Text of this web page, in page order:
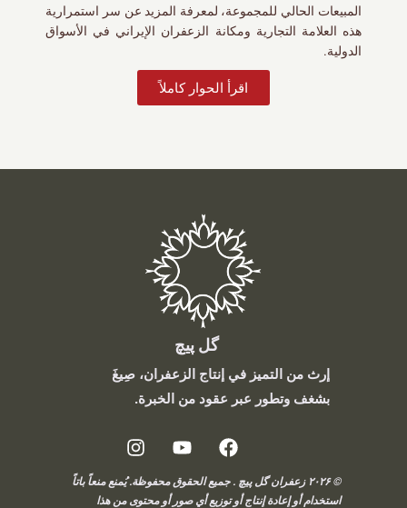
المبيعات الحالي للمجموعة، لمعرفة المزيد عن سر استمرارية
هذه العلامة التجارية ومكانة الزعفران الإيراني في الأسواق
الدولية.
اقرأ الحوار كاملاً
گل پیچ
إرث من التميز في إنتاج الزعفران، صِيغَ
بشغف وتطور عبر عقود من الخبرة.
© ۲۰۲۶ زعفران گل پیچ . جميع الحقوق محفوظة. يُمنع منعاً باتاً
استخدام أو إعادة إنتاج أو توزيع أي صور أو محتوى من هذا